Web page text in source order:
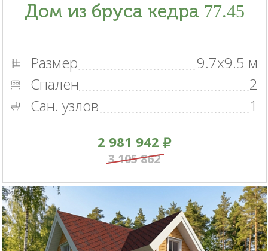
Дом из бруса кедра 77.45
Размер
9.7x9.5 м
Спален
2
Сан. узлов
1
2 981 942
3 105 862